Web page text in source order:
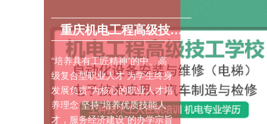
重庆机电工程高级技工学校
“培养具有工匠精神”的中、高
级复合型职业人才 为学生终身
发展负责”为核心的职业人才培
养理念 坚持“培养优质技能人
才，服务经济建设”的办学宗旨